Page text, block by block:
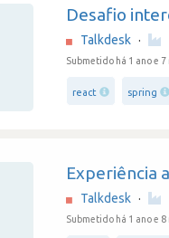
Desafio
Talkdesk ·
Submetido há 1 ano e 7
react spring
Experiência
Talkdesk ·
Submetido há 1 ano e 8